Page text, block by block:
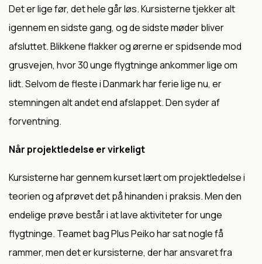
Det er lige før, det hele går løs. Kursisterne tjekker alt
igennem en sidste gang, og de sidste møder bliver
afsluttet. Blikkene flakker og ørerne er spidsende mod
grusvejen, hvor 30 unge flygtninge ankommer lige om
lidt. Selvom de fleste i Danmark har ferie lige nu, er
stemningen alt andet end afslappet. Den syder af
forventning.
Når projektledelse er virkeligt
Kursisterne har gennem kurset lært om projektledelse i
teorien og afprøvet det på hinanden i praksis. Men den
endelige prøve består i at lave aktiviteter for unge
flygtninge. Teamet bag Plus Peiko har sat nogle få
rammer, men det er kursisterne, der har ansvaret fra